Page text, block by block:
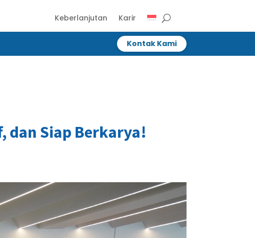
Keberlanjutan Karir
Kontak Kami
Kontak Kami
dan Siap Berkarya!